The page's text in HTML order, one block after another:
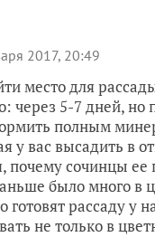
2017, 20:49
место для
через 5-7 дней, но
полным
у вас высадить в
почему сочинцы
было много в
рассаду у
не только в